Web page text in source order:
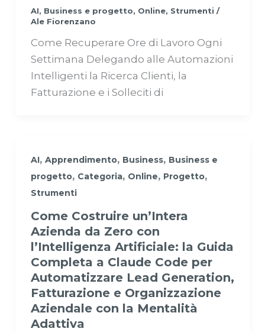
AI, Business e progetto, Online, Strumenti /
Ale Fiorenzano
Come Recuperare Ore di Lavoro Ogni
Settimana Delegando alle Automazioni
Intelligenti la Ricerca Clienti, la
Fatturazione e i Solleciti di
AI, Apprendimento, Business, Business e
progetto, Categoria, Online, Progetto,
Strumenti
Come Costruire un’Intera
Azienda da Zero con
l’Intelligenza Artificiale: la Guida
Completa a Claude Code per
Automatizzare Lead Generation,
Fatturazione e Organizzazione
Aziendale con la Mentalità
Adattiva